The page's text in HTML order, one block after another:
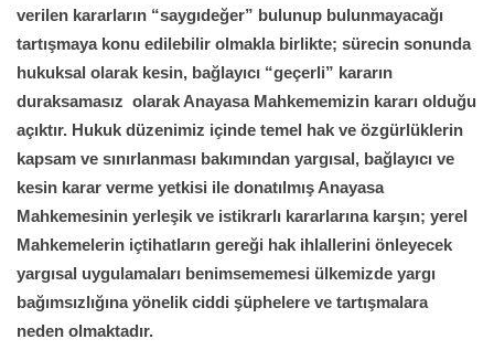
verilen kararların “saygıdeğer” bulunup bulunmayacağı
tartışmaya konu edilebilir olmakla birlikte; sürecin sonunda
hukuksal olarak kesin, bağlayıcı “geçerli” kararın
duraksamasız olarak Anayasa Mahkememizin kararı olduğu
açıktır. Hukuk düzenimiz içinde temel hak ve özgürlüklerin
kapsam ve sınırlanması bakımından yargısal, bağlayıcı ve
kesin karar verme yetkisi ile donatılmış Anayasa
Mahkemesinin yerleşik ve istikrarlı kararlarına karşın; yerel
Mahkemelerin içtihatların gereği hak ihlallerini önleyecek
yargısal uygulamaları benimsememesi ülkemizde yargı
bağımsızlığına yönelik ciddi şüphelere ve tartışmalara
neden olmaktadır.